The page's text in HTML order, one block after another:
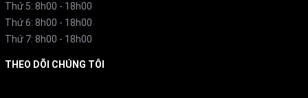
Thứ 5: 8h00 - 18h00
Thứ 6: 8h00 - 18h00
Thứ 7: 8h00 - 18h00
THEO DÕI CHÚNG TÔI